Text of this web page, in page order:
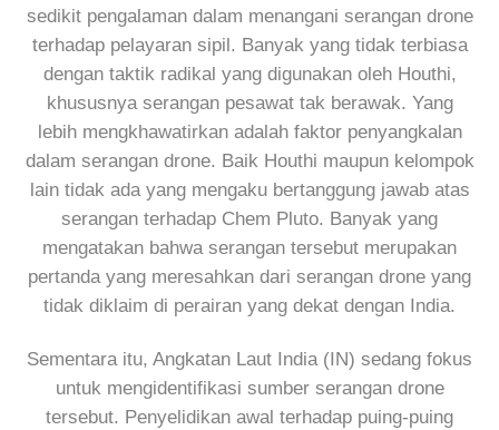
sedikit pengalaman dalam menangani serangan drone
terhadap pelayaran sipil. Banyak yang tidak terbiasa
dengan taktik radikal yang digunakan oleh Houthi,
khususnya serangan pesawat tak berawak. Yang
lebih mengkhawatirkan adalah faktor penyangkalan
dalam serangan drone. Baik Houthi maupun kelompok
lain tidak ada yang mengaku bertanggung jawab atas
serangan terhadap Chem Pluto. Banyak yang
mengatakan bahwa serangan tersebut merupakan
pertanda yang meresahkan dari serangan drone yang
tidak diklaim di perairan yang dekat dengan India.
Sementara itu, Angkatan Laut India (IN) sedang fokus
untuk mengidentifikasi sumber serangan drone
tersebut. Penyelidikan awal terhadap puing-puing